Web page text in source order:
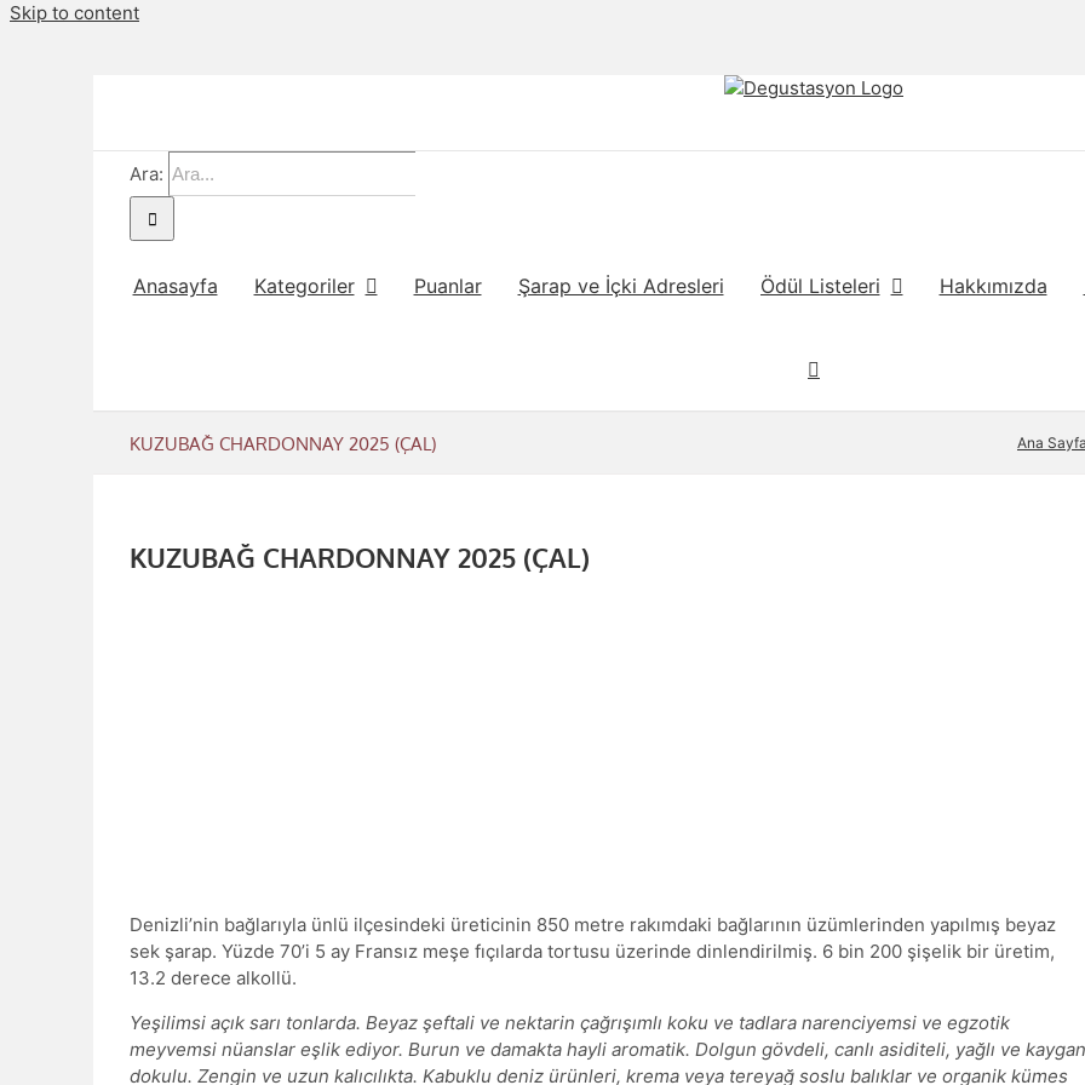
Skip to content
Ara:
Anasayfa Kategoriler Puanlar Şarap ve İçki Adresleri Ödül Listeleri Hakkımızda
KUZUBAĞ CHARDONNAY 2025 (ÇAL) Ana
KUZUBAĞ CHARDONNAY 2025 (ÇAL)
Denizli’nin bağlarıyla ünlü ilçesindeki üreticinin 850 metre rakımdaki bağlarının üzümlerinden yapılmış beyaz
sek şarap. Yüzde 70’i 5 ay Fransız meşe fıçılarda tortusu üzerinde dinlendirilmiş. 6 bin 200 şişelik bir üretim,
13.2 derece alkollü.
Yeşilimsi açık sarı tonlarda. Beyaz şeftali ve nektarin çağrışımlı koku ve tadlara narenciyemsi ve egzotik
meyvemsi nüanslar eşlik ediyor. Burun ve damakta hayli aromatik. Dolgun gövdeli, canlı asiditeli, yağlı ve kaygan
dokulu. Zengin ve uzun kalıcılıkta. Kabuklu deniz ürünleri, krema veya tereyağ soslu balıklar ve organik kümes